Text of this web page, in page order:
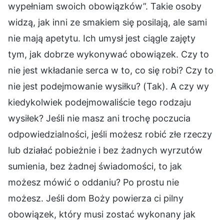
wypełniam swoich obowiązków”. Takie osoby
widzą, jak inni ze smakiem się posilają, ale sami
nie mają apetytu. Ich umysł jest ciągle zajęty
tym, jak dobrze wykonywać obowiązek. Czy to
nie jest wkładanie serca w to, co się robi? Czy to
nie jest podejmowanie wysiłku? (Tak). A czy wy
kiedykolwiek podejmowaliście tego rodzaju
wysiłek? Jeśli nie masz ani trochę poczucia
odpowiedzialności, jeśli możesz robić złe rzeczy
lub działać pobieżnie i bez żadnych wyrzutów
sumienia, bez żadnej świadomości, to jak
możesz mówić o oddaniu? Po prostu nie
możesz. Jeśli dom Boży powierza ci pilny
obowiązek, który musi zostać wykonany jak